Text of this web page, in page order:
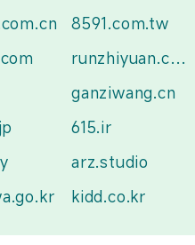
8591.com.tw
runzhiyuan.com
ganziwang.cn
615.ir
arz.studio
kidd.co.kr